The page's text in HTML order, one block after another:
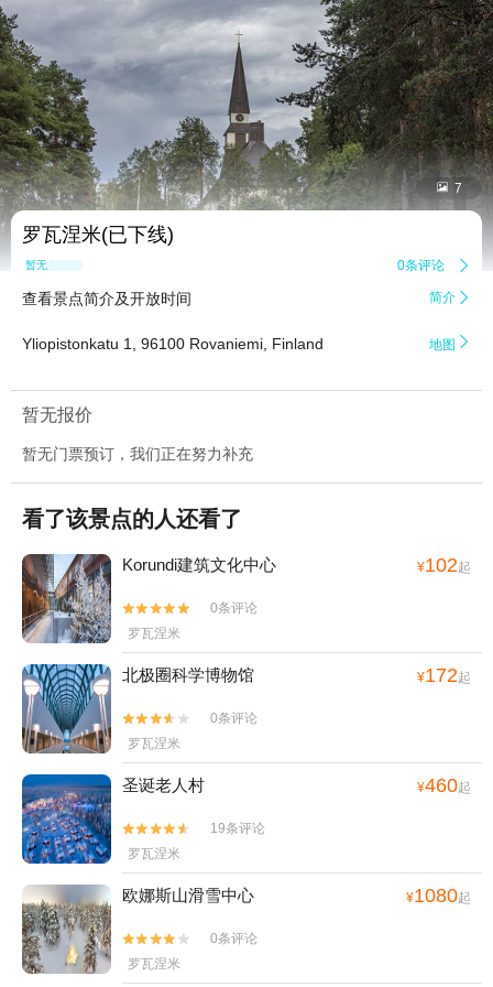
 7
罗瓦涅米(已下线)
暂无点评 0条评论 
查看景点简介及开放时间 简介 
Yliopistonkatu 1, 96100 Rovaniemi, Finland 地图 
暂无报价
暂无门票预订，我们正在努力补充
看了该景点的人还看了
Korundi建筑文化中心 ¥102起


0条评论
罗瓦涅米
北极圈科学博物馆 ¥172起


0条评论
罗瓦涅米
圣诞老人村 ¥460起


19条评论
罗瓦涅米
欧娜斯山滑雪中心 ¥1080起


0条评论
罗瓦涅米
